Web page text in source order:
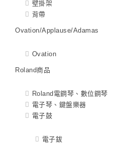
壁掛架
背帶
Ovation/Applause/Adamas
Ovation
Roland商品
Roland電鋼琴、數位鋼琴
電子琴、鍵盤樂器
電子鼓
電子鈸